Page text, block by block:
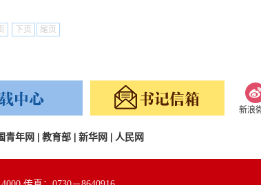
下页 尾页
新浪
青年网 教育部| 新华网 人民网